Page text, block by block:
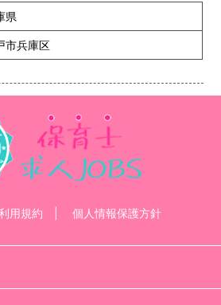
県
市兵庫区
用規約 個人情報保護方針